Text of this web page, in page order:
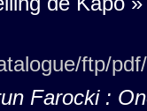
ftp/
Farocki :